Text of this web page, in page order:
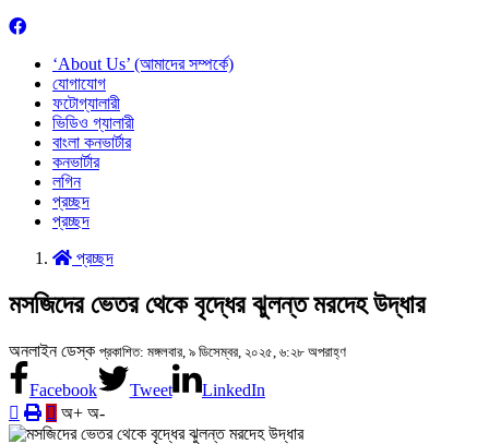
‘About Us’ (আমাদের সম্পর্কে)
যোগাযোগ
ফটোগ্যালারী
ভিডিও গ্যালারী
বাংলা কনভার্টার
কনভার্টার
লগিন
প্রচ্ছদ
প্রচ্ছদ
প্রচ্ছদ
মসজিদের ভেতর থেকে বৃদ্ধের ঝুলন্ত মরদেহ উদ্ধার
অনলাইন ডেস্ক প্রকাশিত: মঙ্গলবার, ৯ ডিসেম্বর, ২০২৫, ৬:২৮ অপরাহ্ণ
Facebook Tweet
LinkedIn
অ+ অ-